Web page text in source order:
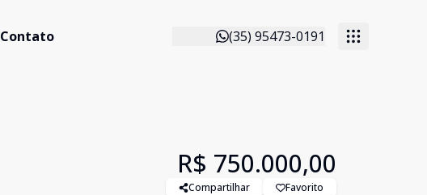
Contato (35) 95473-0191
R$ 750.000,00
Compartilhar Favorito